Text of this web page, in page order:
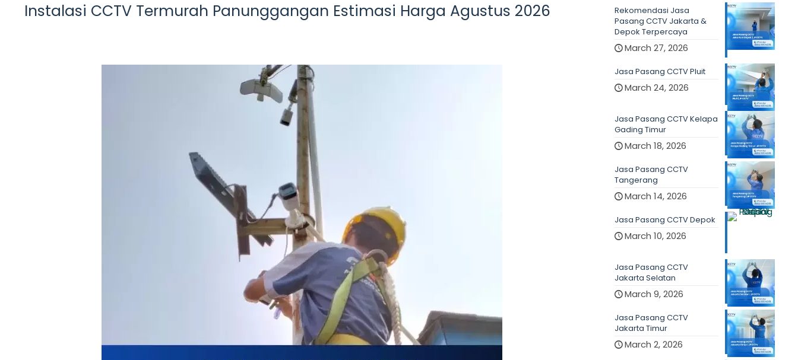
Instalasi CCTV Termurah Panunggangan Estimasi Harga Agustus 2026
Rekomendasi Jasa
Pasang CCTV Jakarta &
Depok Terpercaya
March 27, 2026
Jasa Pasang CCTV Pluit
March 24, 2026
Jasa Pasang CCTV Kelapa
Gading Timur
March 18, 2026
Jasa Pasang CCTV
Tangerang
March 14, 2026
Jasa Pasang CCTV Depok
March 10, 2026
Jasa Pasang CCTV
Jakarta Selatan
March 9, 2026
Jasa Pasang CCTV
Jakarta Timur
March 2, 2026